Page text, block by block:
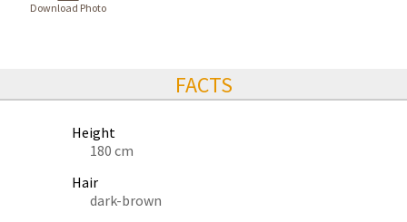
Download Photo
FACTS
Height
180 cm
Hair
dark-brown